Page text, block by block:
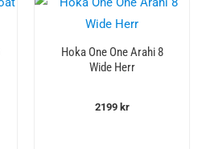
Hoka One One Arahi 8
Wide Herr
2199 kr